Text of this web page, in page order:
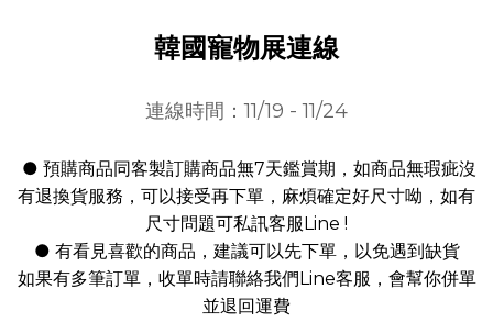
韓國寵物展連線
連線時間：11/19 - 11/24
● 預購商品同客製訂購商品無7天鑑賞期，如商品無瑕疵沒
有退換貨服務，可以接受再下單，麻煩確定好尺寸呦，如有
尺寸問題可私訊客服Line !
● 有看見喜歡的商品，建議可以先下單，以免遇到缺貨
如果有多筆訂單，收單時請聯絡我們Line客服，會幫你併單
並退回運費